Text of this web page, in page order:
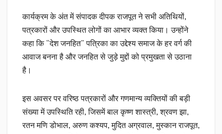
कार्यक्रम के अंत में संपादक दीपक राजपूत ने सभी अतिथियों,
पत्रकारों और उपस्थित लोगों का आभार व्यक्त किया। उन्होंने
कहा कि “देश जनहित” पत्रिका का उद्देश्य समाज के हर वर्ग की
आवाज बनना है और जनहित से जुड़े मुद्दों को प्रमुखता से उठाना
है।
इस अवसर पर वरिष्ठ पत्रकारों और गणमान्य व्यक्तियों की बड़ी
संख्या में उपस्थिति रही, जिसमें बाल कृष्ण शास्त्री, श्रवण झा,
रतन मणि डोभाल, अरुण कश्यप, मुदित अग्रवाल, मुस्कान राजपूत,